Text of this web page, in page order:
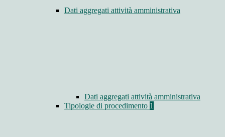
Dati aggregati attività amministrativa
Dati aggregati attività amministrativa
Tipologie di procedimento 1